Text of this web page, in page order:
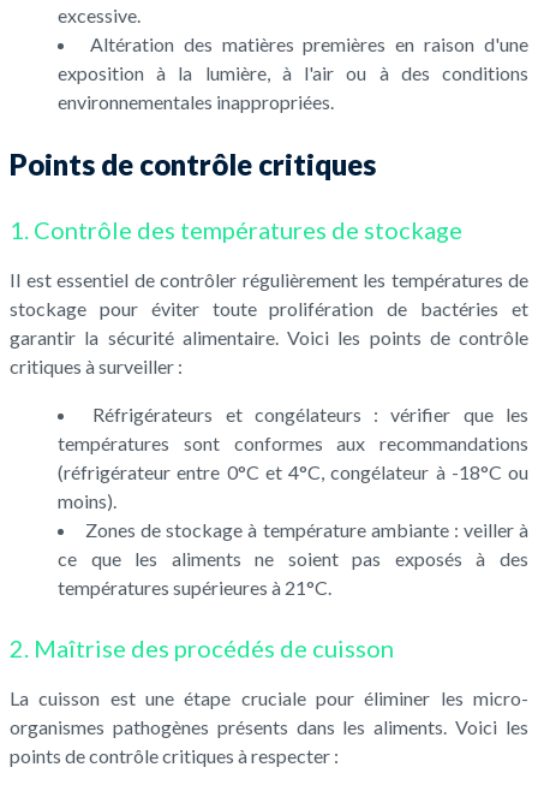
excessive.
Altération des matières premières en raison d'une
exposition à la lumière, à l'air ou à des conditions
environnementales inappropriées.
Points de contrôle critiques
1. Contrôle des températures de stockage
Il est essentiel de contrôler régulièrement les températures de
stockage pour éviter toute prolifération de bactéries et
garantir la sécurité alimentaire. Voici les points de contrôle
critiques à surveiller :
Réfrigérateurs et congélateurs : vérifier que les
températures sont conformes aux recommandations
(réfrigérateur entre 0°C et 4°C, congélateur à -18°C ou
moins).
Zones de stockage à température ambiante : veiller à
ce que les aliments ne soient pas exposés à des
températures supérieures à 21°C.
2. Maîtrise des procédés de cuisson
La cuisson est une étape cruciale pour éliminer les micro-
organismes pathogènes présents dans les aliments. Voici les
points de contrôle critiques à respecter :